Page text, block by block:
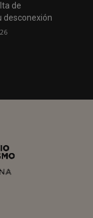
de
desconexión